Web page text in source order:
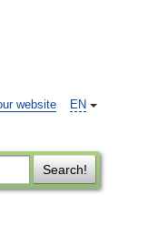
EN
website
Search!